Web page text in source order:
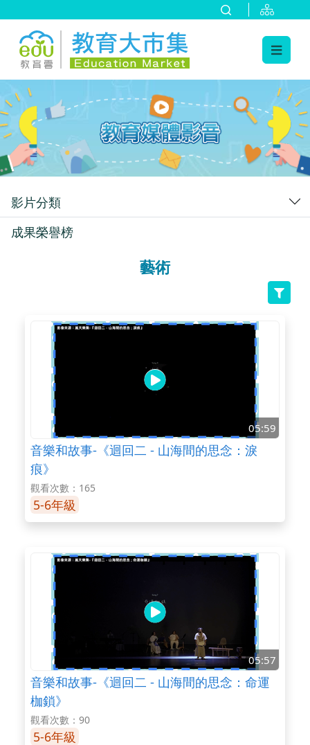
:::
影片分類
成果榮譽榜
藝術
05:59
音樂和故事-《迴回二 - 山海間的思念：淚
痕》
觀看次數：165
5-6年級
05:57
音樂和故事-《迴回二 - 山海間的思念：命運
枷鎖》
觀看次數：90
5-6年級